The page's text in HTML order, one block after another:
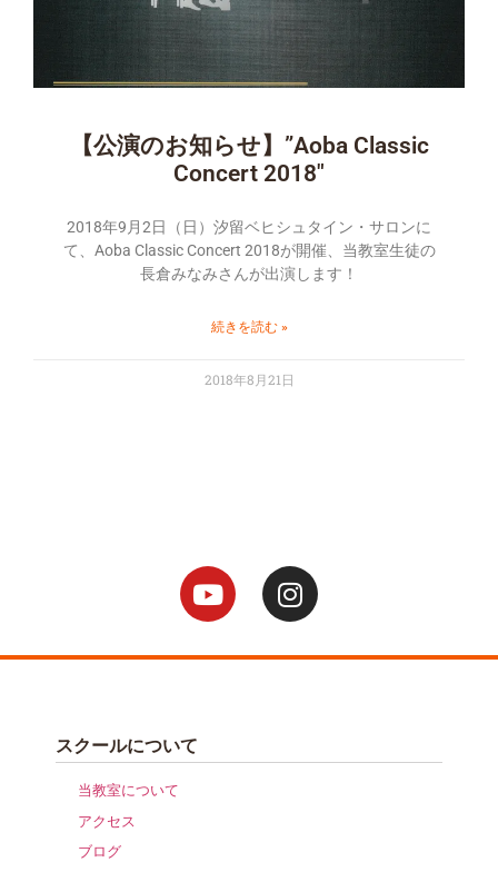
【公演のお知らせ】”Aoba Classic
Concert 2018″
2018年9月2日（日）汐留ベヒシュタイン・サロンに
て、Aoba Classic Concert 2018が開催、当教室生徒の
長倉みなみさんが出演します！
続きを読む »
2018年8月21日
スクールについて
当教室について
アクセス
ブログ